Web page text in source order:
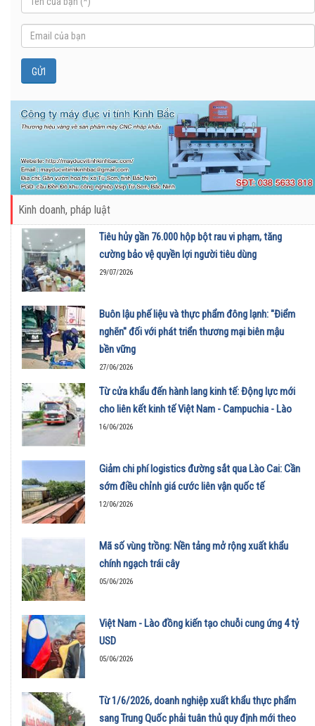
Kinh doanh, pháp luật
Tiêu hủy gần 76.000 hộp bột rau vi phạm, tăng
cường bảo vệ quyền lợi người tiêu dùng
29/07/2026
Buôn lậu phế liệu và thực phẩm đông lạnh: "Điểm
nghẽn" đối với phát triển thương mại biên mậu
bền vững
27/06/2026
Từ cửa khẩu đến hành lang kinh tế: Động lực mới
cho liên kết kinh tế Việt Nam - Campuchia - Lào
16/06/2026
Giảm chi phí logistics đường sắt qua Lào Cai: Cần
sớm điều chỉnh giá cước liên vận quốc tế
12/06/2026
Mã số vùng trồng: Nền tảng mở rộng xuất khẩu
chính ngạch trái cây
05/06/2026
Việt Nam - Lào đồng kiến tạo chuỗi cung ứng 4 tỷ
USD
05/06/2026
Từ 1/6/2026, doanh nghiệp xuất khẩu thực phẩm
sang Trung Quốc phải tuân thủ quy định mới theo